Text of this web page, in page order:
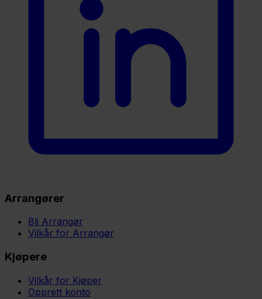
Arrangører
Bli Arrangør
Vilkår for Arrangør
Kjøpere
Vilkår for Kjøper
Opprett konto